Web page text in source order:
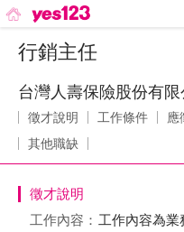
行銷主任
徵才說明 工作條件
應
其他職缺
徵才說明
工作內容： 工作內容為